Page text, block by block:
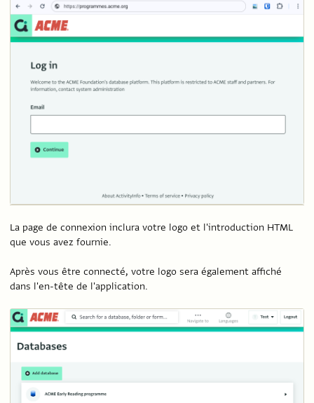
La page de connexion inclura votre logo et l'introduction HTML
que vous avez fournie.
Après vous être connecté, votre logo sera également affiché
dans l'en-tête de l'application.